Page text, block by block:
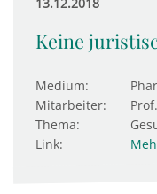
Keine
Medium:
Mitarbeiter:
Thema:
Link: